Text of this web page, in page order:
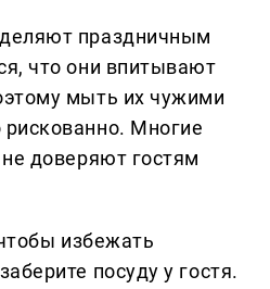
праздничным
что они впитывают
мыть их чужими
Многие
доверяют гостям
избежать
посуду у гостя.